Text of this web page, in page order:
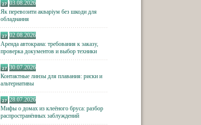
03.08.2026
Як перевозити акваріум без шкоди для
обладнання
02.08.2026
Аренда автокрана: требования к заказу,
проверка документов и выбор техники
30.07.2026
Контактные линзы для плавания: риски и
альтернативы
28.07.2026
Мифы о домах из клеёного бруса: разбор
распространённых заблуждений